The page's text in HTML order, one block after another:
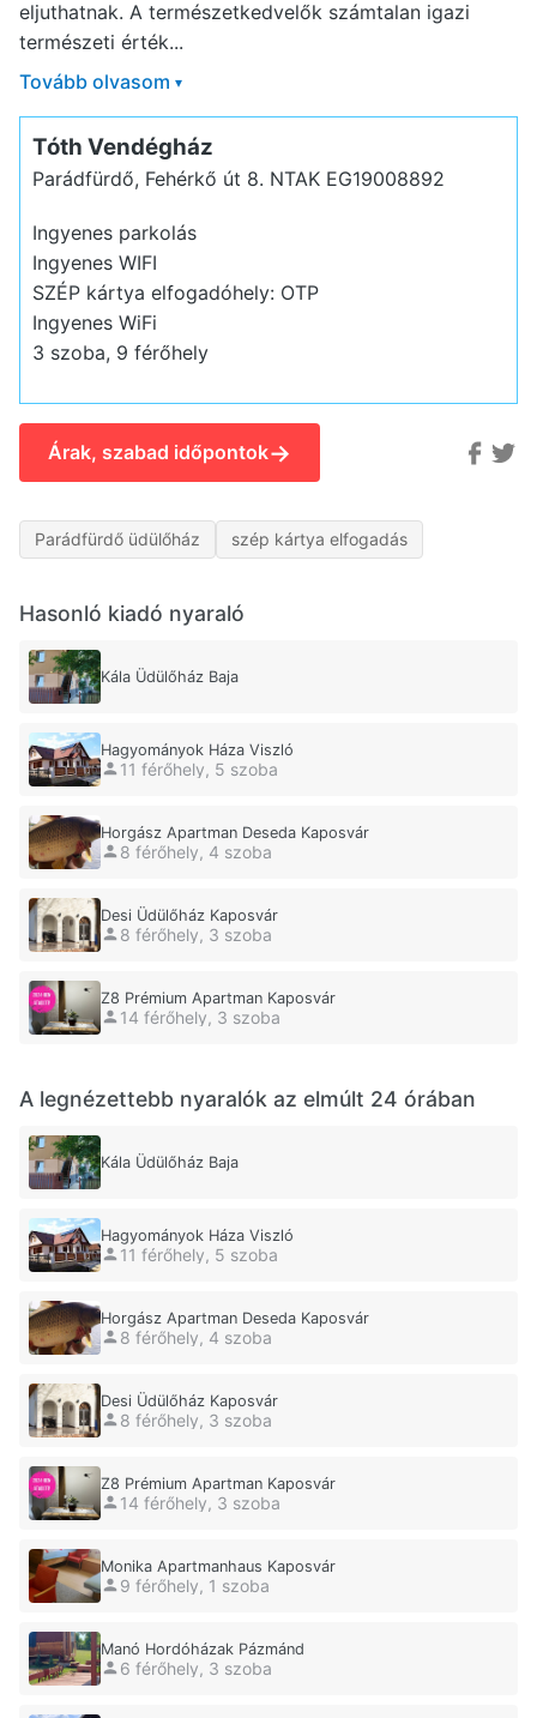
eljuthatnak. A természetkedvelők számtalan igazi
természeti érték...
Tovább olvasom ▾
Tóth Vendégház
Parádfürdő, Fehérkő út 8. NTAK EG19008892
Ingyenes parkolás
Ingyenes WIFI
SZÉP kártya elfogadóhely: OTP
Ingyenes WiFi
3 szoba, 9 férőhely
Árak, szabad időpontok→
Parádfürdő üdülőház szép kártya elfogadás
Hasonló kiadó nyaraló
Kála Üdülőház Baja
Hagyományok Háza Viszló
11 férőhely, 5 szoba
Horgász Apartman Deseda Kaposvár
8 férőhely, 4 szoba
Desi Üdülőház Kaposvár
8 férőhely, 3 szoba
Z8 Prémium Apartman Kaposvár
14 férőhely, 3 szoba
A legnézettebb nyaralók az elmúlt 24 órában
Kála Üdülőház Baja
Hagyományok Háza Viszló
11 férőhely, 5 szoba
Horgász Apartman Deseda Kaposvár
8 férőhely, 4 szoba
Desi Üdülőház Kaposvár
8 férőhely, 3 szoba
Z8 Prémium Apartman Kaposvár
14 férőhely, 3 szoba
Monika Apartmanhaus Kaposvár
9 férőhely, 1 szoba
Manó Hordóházak Pázmánd
6 férőhely, 3 szoba